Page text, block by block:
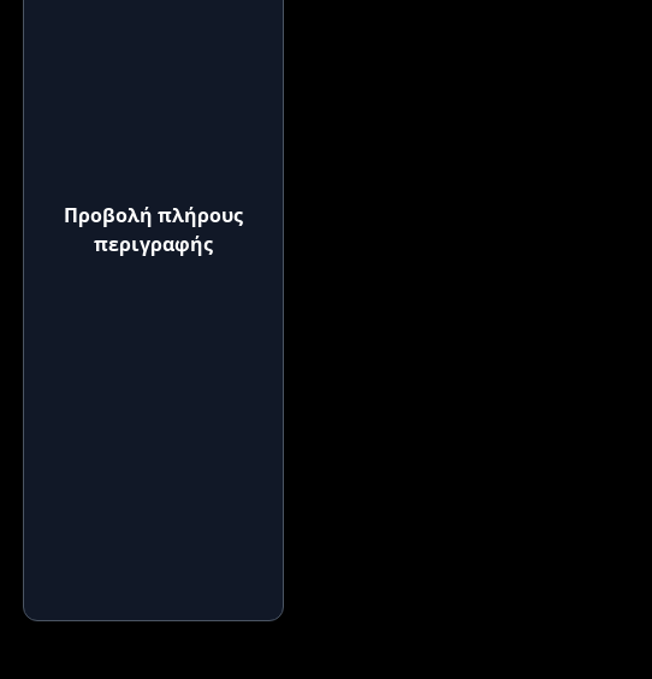
Προβολή πλήρους
περιγραφής